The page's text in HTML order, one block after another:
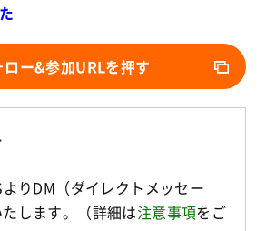
ロー&参加URLを押す
りDM（ダイレクトメッセー
します。（詳細は注意事項をご